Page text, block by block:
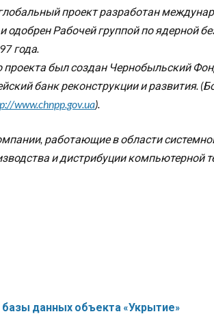
проект разработан
Рабочей группой по ядерной
года.
был создан Чернобыльский
банк реконструкции и развития.
www.chnpp.gov.ua).
работающие в области
и дистрибуции компьютерной
данных объекта «Укрытие»